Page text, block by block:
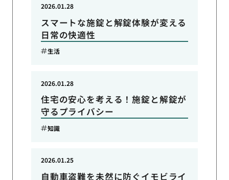
スマートな施錠と解錠体験が変える
日常の快適性
2026.01.28
生活
住宅の安心を考える！施錠と解錠が
守るプライバシー
2026.01.28
知識
自動車盗難を未然に防ぐイモビライ
2026.01.25